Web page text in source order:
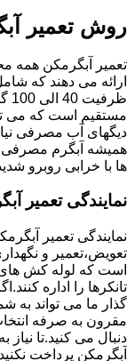
روش تعمیر
تعمیر آبگرمکن
ارائه می دهند که
مستقیم است که می
همیشه آبگرم مصرفی
ها با خرابی روبرو
نمایندگی تعمیر
نمایندگی تعمیر
تعویض،تعمیر و
است که لوله کش
تانکرها را اداره
گذار ما می تواند به
مقرون به صرفه
دنبال می کنید.تا نیاز
آبگرمکن پرداخت